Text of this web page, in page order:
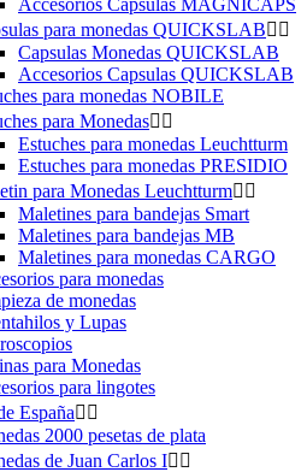
Accesorios Capsulas MAGNICAPS
para monedas QUICKSLAB 
Capsulas Monedas QUICKSLAB
Accesorios Capsulas QUICKSLAB
para monedas NOBILE
para Monedas 
Estuches para monedas Leuchtturm
Estuches para monedas PRESIDIO
para Monedas Leuchtturm 
Maletines para bandejas Smart
Maletines para bandejas MB
Maletines para monedas CARGO
para monedas
de monedas
y Lupas
para Monedas
para lingotes
España 
2000 pesetas de plata
de Juan Carlos I 